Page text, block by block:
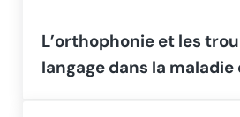
L’orthophonie et les
langage dans la maladie